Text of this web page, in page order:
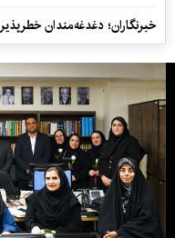
خبرنگاران؛ دغدغه‌مندان خطرپذیر